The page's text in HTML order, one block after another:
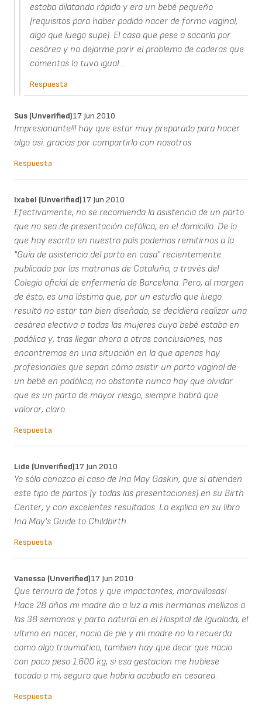
estaba dilatando rápido y era un bebé pequeño
(requisitos para haber podido nacer de forma vaginal,
algo que luego supe). El caso que pese a sacarla por
cesárea y no dejarme parir el problema de caderas que
comentas lo tuvo igual…
Respuesta
Sus (unverified)17 Jun 2010
Impresionante!!! hay que estar muy preparado para hacer
algo asi. gracias por compartirlo con nosotros
Respuesta
Ixabel (unverified)17 Jun 2010
Efectivamente, no se recomienda la asistencia de un parto
que no sea de presentación cefálica, en el domicilio. De lo
que hay escrito en nuestro país podemos remitirnos a la
"Guía de asistencia del parto en casa" recientemente
publicada por las matronas de Cataluña, a través del
Colegio oficial de enfermería de Barcelona. Pero, al margen
de ésto, es una lástima que, por un estudio que luego
resultó no estar tan bien diseñado, se decidiera realizar una
cesárea electiva a todas las mujeres cuyo bebé estaba en
podálica y, tras llegar ahora a otras conclusiones, nos
encontremos en una situación en la que apenas hay
profesionales que sepan cómo asistir un parto vaginal de
un bebé en podálica; no obstante nunca hay que olvidar
que es un parto de mayor riesgo, siempre habrá que
valorar, claro.
Respuesta
Lide (unverified)17 Jun 2010
Yo sólo conozco el caso de Ina May Gaskin, que sí atienden
este tipo de partos (y todas las presentaciones) en su Birth
Center, y con excelentes resultados. Lo explica en su libro
Ina May's Guide to Childbirth.
Respuesta
Vanessa (unverified)17 Jun 2010
Que ternura de fotos y que impactantes, maravillosas!
Hace 28 años mi madre dio a luz a mis hermanos mellizos a
las 38 semanas y parto natural en el Hospital de Igualada, el
ultimo en nacer, nacio de pie y mi madre no lo recuerda
como algo traumatico, tambien hay que decir que nacio
con poco peso 1.600 kg, si esa gestacion me hubiese
tocado a mi, seguro que habria acabado en cesarea.
Respuesta